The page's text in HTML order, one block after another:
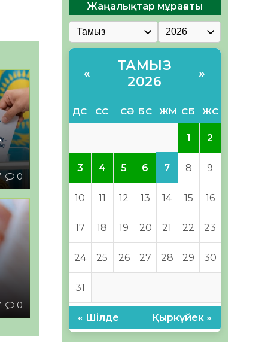
0
0
Жаңалықтар мұрағаты
«
ТАМЫЗ
2026
»
ДС СС СӘ БС ЖМ СБ ЖС
1 2
3 4 5 6 7 8 9
10 11 12 13 14 15 16
17 18 19 20 21 22 23
24 25 26 27 28 29 30
31
« Шілде Қыркүйек »